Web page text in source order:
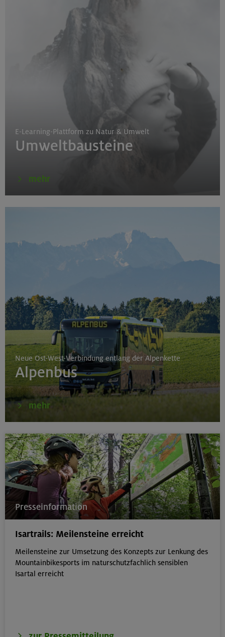
E-Learning-Plattform zu Natur & Umwelt
Umweltbausteine
mehr
Neue Ost-West-Verbindung entlang der Alpenkette
Alpenbus
mehr
Presseinformation
Isartrails: Meilensteine erreicht
Meilensteine zur Umsetzung des Konzepts zur Lenkung des
Mountainbikesports im naturschutzfachlich sensiblen
Isartal erreicht